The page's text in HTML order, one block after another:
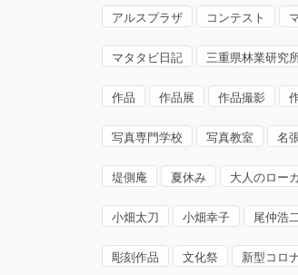
アルスプラザ コンテスト
マタタビ日記 三重県林業研究
作品 作品展 作品撮影
写真専門学校 写真教室 名
堤側庵 夏休み 大人のロー
小畑太刀 小畑幸子 尾仲浩
彫刻作品 文化祭 新型コロ